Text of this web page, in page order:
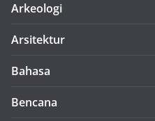
Arkeologi
Arsitektur
Bahasa
Bencana